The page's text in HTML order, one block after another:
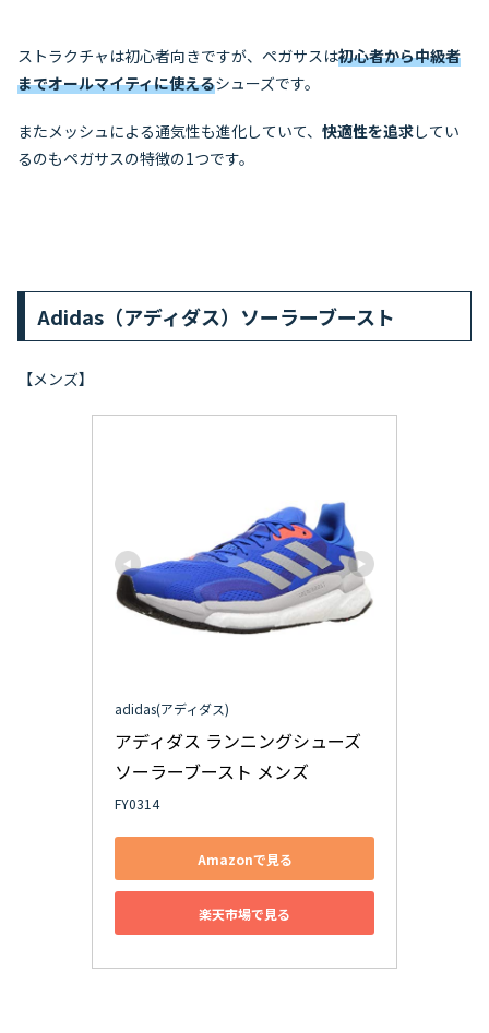
ストラクチャは初心者向きですが、ペガサスは初心者から中級者
までオールマイティに使えるシューズです。
またメッシュによる通気性も進化していて、 快適性を追求してい
るのもペガサスの特徴の1つです。
Adidas（アディダス）ソーラーブースト
【メンズ】
adidas(アディダス)
アディダス ランニングシューズ
ソーラーブースト メンズ
FY0314
Amazonで見る
楽天市場で見る